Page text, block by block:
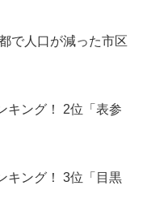
で人口が減った市区
キング！ 2位「表参
キング！ 3位「目黒